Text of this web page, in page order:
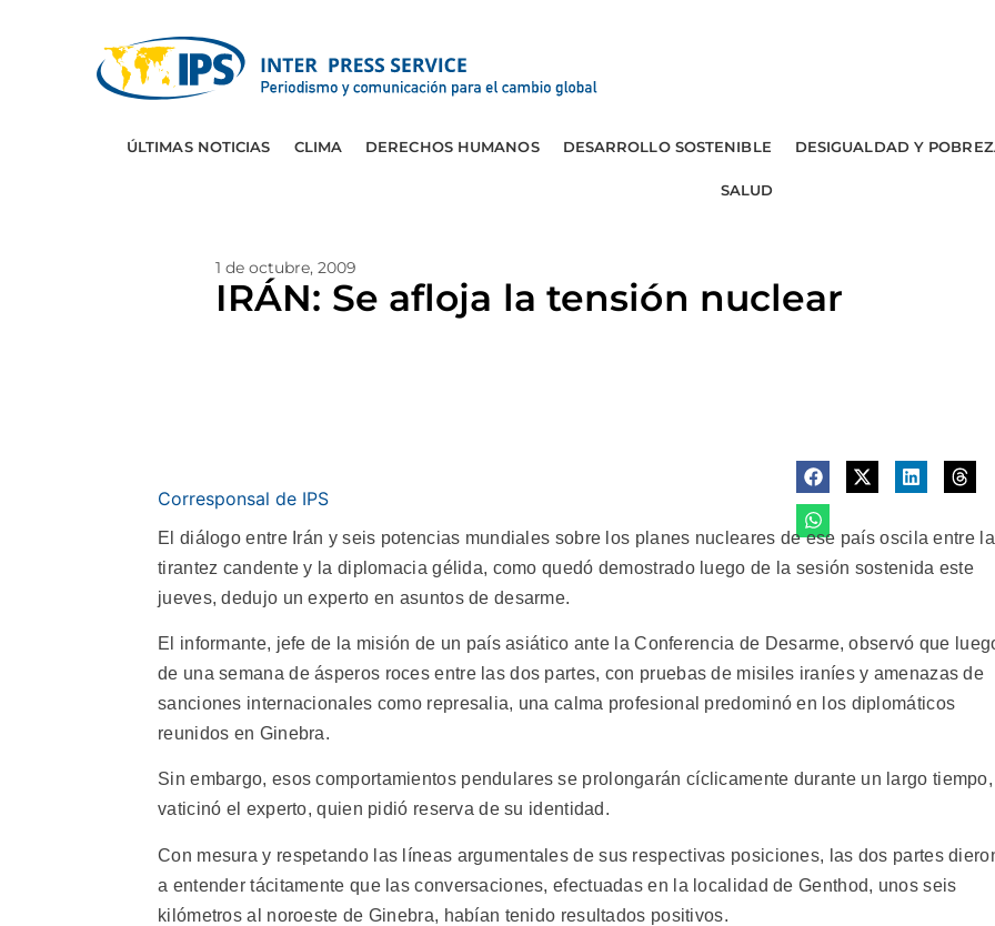
ÚLTIMAS NOTICIAS CLIMA DERECHOS HUMANOS DESARROLLO SOSTENIBLE DESIGUALDAD Y
SALUD
1 de octubre, 2009
IRÁN: Se afloja la tensión nuclear
Corresponsal de IPS
El diálogo entre Irán y seis potencias mundiales sobre los planes nucleares de ese país oscila entre la
tirantez candente y la diplomacia gélida, como quedó demostrado luego de la sesión sostenida este
jueves, dedujo un experto en asuntos de desarme.
El informante, jefe de la misión de un país asiático ante la Conferencia de Desarme, observó que
de una semana de ásperos roces entre las dos partes, con pruebas de misiles iraníes y amenazas de
sanciones internacionales como represalia, una calma profesional predominó en los diplomáticos
reunidos en Ginebra.
Sin embargo, esos comportamientos pendulares se prolongarán cíclicamente durante un largo tiempo,
vaticinó el experto, quien pidió reserva de su identidad.
Con mesura y respetando las líneas argumentales de sus respectivas posiciones, las dos partes
a entender tácitamente que las conversaciones, efectuadas en la localidad de Genthod, unos seis
kilómetros al noroeste de Ginebra, habían tenido resultados positivos.